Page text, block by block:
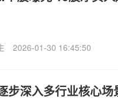
2026-01-30 16:45:50
步深入多行业核心场